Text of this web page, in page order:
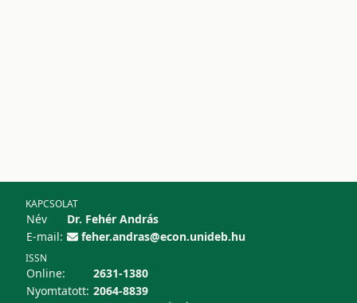
KAPCSOLAT
Név
Dr. Fehér András
E-mail:
feher.andras@econ.unideb.hu
ISSN
Online:
2631-1380
Nyomtatott: 2064-8839